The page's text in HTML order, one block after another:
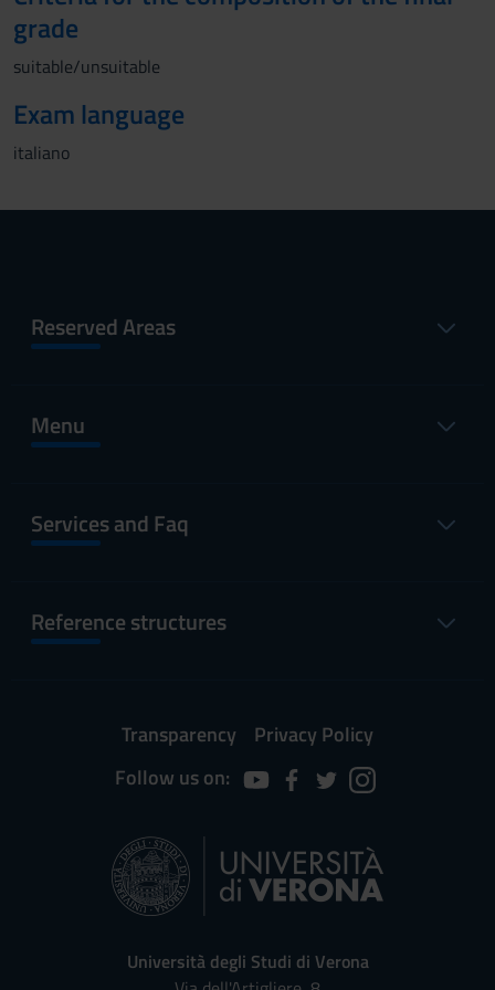
grade
suitable/unsuitable
Exam language
italiano
Reserved Areas
Menu
Services and Faq
Reference structures
Transparency
Privacy Policy
Follow us on:
Università degli Studi di Verona